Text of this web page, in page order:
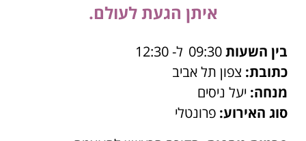
איתן הגעת לעולם.
בין השעות
ל- 12:30
כתובת: צפון תל אביב
מנחה: יעל ניסים
סוג האירוע: פרונטלי